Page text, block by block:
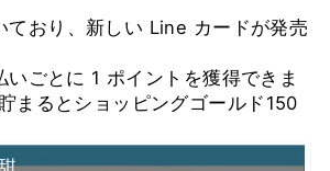
を
時
停
す
おり、 新しい Line カードが発売
いごとに 1 ポイントを獲得できま
まるとショッピングゴールド150